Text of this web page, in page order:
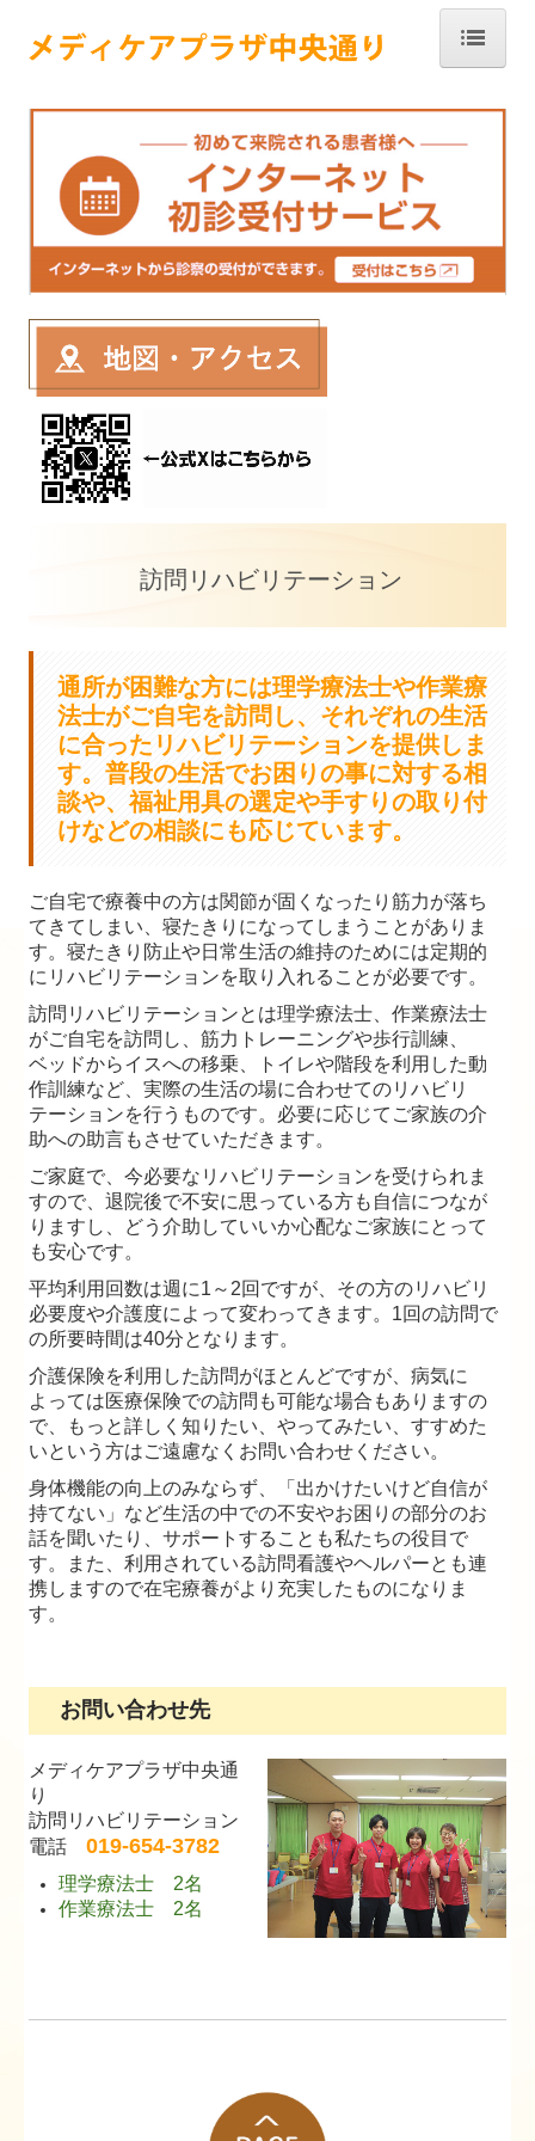
クリニック
医師紹介
保険外負担一覧
各診断書・証明書料
利用者さんの個人情報保護方針
通所リハビリテーション
訪問リハビリテーション
メディカルフィットネス
新着情報
広報誌あおぞら
訪問リハビリテーション
通所が困難な方には理学療法士や作業療
法士がご自宅を訪問し、それぞれの生活
に合ったリハビリテーションを提供しま
す。普段の生活でお困りの事に対する相
談や、福祉用具の選定や手すりの取り付
けなどの相談にも応じています。
ご自宅で療養中の方は関節が固くなったり筋力が落ち
てきてしまい、寝たきりになってしまうことがありま
す。寝たきり防止や日常生活の維持のためには定期的
にリハビリテーションを取り入れることが必要です。
訪問リハビリテーションとは理学療法士、作業療法士
がご自宅を訪問し、筋力トレーニングや歩行訓練、
ベッドからイスへの移乗、トイレや階段を利用した動
作訓練など、実際の生活の場に合わせてのリハビリ
テーションを行うものです。必要に応じてご家族の介
助への助言もさせていただきます。
ご家庭で、今必要なリハビリテーションを受けられま
すので、退院後で不安に思っている方も自信につなが
りますし、どう介助していいか心配なご家族にとって
も安心です。
平均利用回数は週に1～2回ですが、その方のリハビリ
必要度や介護度によって変わってきます。1回の訪問で
の所要時間は40分となります。
介護保険を利用した訪問がほとんどですが、病気に
よっては医療保険での訪問も可能な場合もありますの
で、もっと詳しく知りたい、やってみたい、すすめた
いという方はご遠慮なくお問い合わせください。
身体機能の向上のみならず、「出かけたいけど自信が
持てない」など生活の中での不安やお困りの部分のお
話を聞いたり、サポートすることも私たちの役目で
す。また、利用されている訪問看護やヘルパーとも連
携しますので在宅療養がより充実したものになりま
す。
お問い合わせ先
メディケアプラザ中央通
り
訪問リハビリテーション
電話019-654-3782
理学療法士 2名
作業療法士 2名